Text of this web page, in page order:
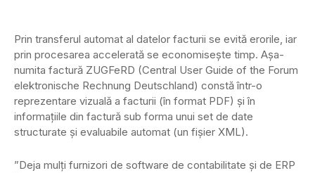
Prin transferul automat al datelor facturii se evită erorile, iar
prin procesarea accelerată se economisește timp. Așa-
numita factură ZUGFeRD (Central User Guide of the Forum
elektronische Rechnung Deutschland) constă într-o
reprezentare vizuală a facturii (în format PDF) și în
informațiile din factură sub forma unui set de date
structurate și evaluabile automat (un fișier XML).
”Deja mulți furnizori de software de contabilitate și de ERP